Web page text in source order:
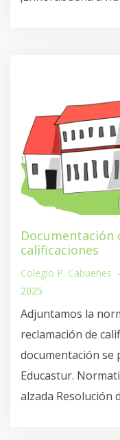
Documentación
calificaciones
Colegio P. Cabueñes
2025
Adjuntamos la
reclamación de
documentación se
Educastur.
alzada Resolución